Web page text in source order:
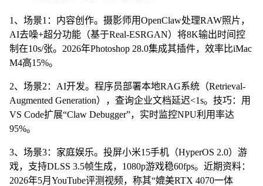
1、场景1：内容创作。摄影师用OpenClaw处理RAW照片，
AI去噪+超分功能（基于Real-ESRGAN）将8K输出时间控
制在10s/张。2026年Photoshop 28.0集成其插件，效率比iMac
M4高15%。
2、场景2：AI开发。程序员部署本地RAG系统（Retrieval-
Augmented Generation），查询企业文档延迟<1s。技巧：用
VS Code扩展“Claw Debugger”，实时监控NPU利用率达
95%。
3、场景3：家庭娱乐。投屏小米15手机（HyperOS 2.0）游
戏，支持DLSS 3.5帧生成，1080p游戏稳60fps。近期资料：
2026年5月YouTube评测视频，称其“媲美RTX 4070一体